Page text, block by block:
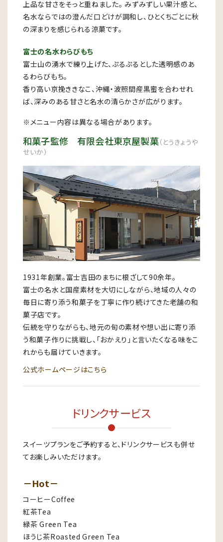
上品な甘さをそっと重ねました。 みずみずしい果汁感と、
名水ならではの澄んだ口どけが調和し、ひとくちごとに秋
の深まりを感じられる涼菓です。
富士の名水わらびもち
富士山の湧水で練り上げた、ぷるぷるとした透明感のあ
るわらびもち。
香り高い京挽ききなこ、沖縄・波照間産黒蜜を合わせれ
ば、深みのある甘さと名水の清らかさが広がります。
※メニュー内容は異なる場合があります。
和菓子監修 有限会社東京屋製菓（とうきょうや
せいか）
1931年創業。富士吉田のまちに根ざして90余年。
富士の名水と国産素材を大切にしながら、地域の人々の
毎日に寄り添う和菓子を丁寧に作り続けてきた老舗の和
菓子店です。
伝統を守りながらも、地元の旬の素材や想い出に寄り添
う和菓子作りに挑戦し、「おかえり」と言いたくなる味をこ
れからも届けていきます。
公式ホームページはこちら
ドリンクサービス
スイーツプランをご予約すると、ドリンクサービスも併せ
てお楽しみいただけます。
－Hot－
コーヒーCoffee
紅茶Tea
緑茶 Green Tea
ほうじ茶Roasted Green Tea